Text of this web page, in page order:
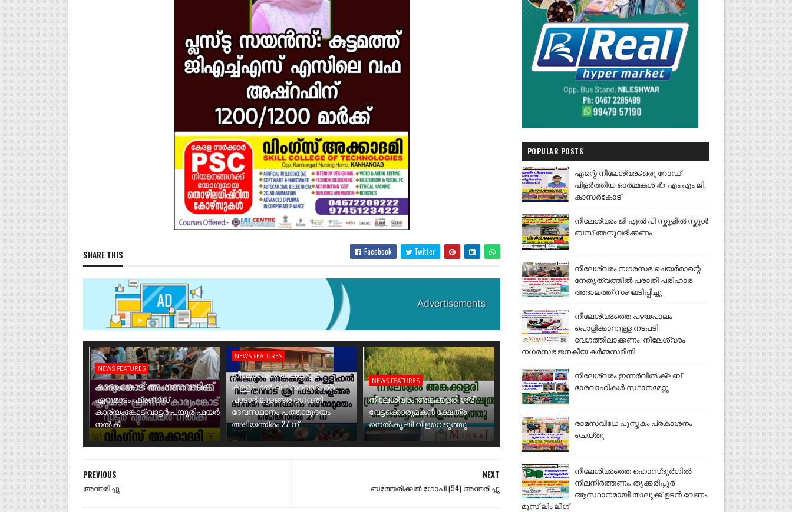
SHARE THIS Facebook Twitter
NEWS FEATURES
കാര്യംങ്കോട് അംഗണവാടിക്ക്
ഏറുമാടം ഫ്രണ്ട്സ്
കാര്യംങ്കോട് വാട്ടർ പ്യൂരിഫയർ
നൽകി.
NEWS FEATURES
നീലേശ്വരം അങ്കക്കളരി
കള്ളിപ്പാൽ വീട് തറവാട് ശ്രീ
പാടാർകുളങ്ങര ഭഗവതി
ദേവസ്ഥാനം പത്താമുദയം
അടിയന്തിരം 27 ന്
NEWS FEATURES
നീലേശ്വരം അങ്കക്കളരി ശ്രീ
വേട്ടക്കൊരുമകൻ ക്ഷേത്ര
നെൽകൃഷി വിളവെടുത്തു
NEXT
ബത്തേരിക്കൽ ഗോപി (94) അന്തരിച്ചു
PREVIOUS
അന്തരിച്ചു
POPULAR POSTS
എന്റെ നീലേശ്വരം:ഒരു റോഡ്
പിളർത്തിയ ഓർമ്മകൾ ✍️ എം.എം.ജി.
കാസർകോട്
നീലേശ്വരം ജി എൽ പി സ്കൂളിൽ സ്കൂൾ
ബസ് അനുവദിക്കണം
നീലേശ്വരം നഗരസഭ ചെയർമാന്റെ
നേതൃത്വത്തിൽ പരാതി പരിഹാര
അദാലത്ത് സംഘടിപ്പിച്ചു
നീലേശ്വരത്തെ പഴയപാലം
പൊളിക്കാനുള്ള നടപടി
വേഗത്തിലാക്കണം :നീലേശ്വരം
നഗരസഭ ജനകീയ കർമ്മസമിതി
നീലേശ്വരം ഇന്നർവീൽ ക്ലബ്
ഭാരവാഹികൾ സ്ഥാനമേറ്റു
രാമസവിധേ പുസ്തകം പ്രകാശനം
ചെയ്തു
നീലേശ്വരത്തെ ഹൊസ്ദുർഗിൽ
നിലനിർത്തണം; തൃക്കരിപ്പൂർ
ആസ്ഥാനമായി താലൂക്ക് ഉടൻ വേണം:
മുസ് ലിം ലീഗ്